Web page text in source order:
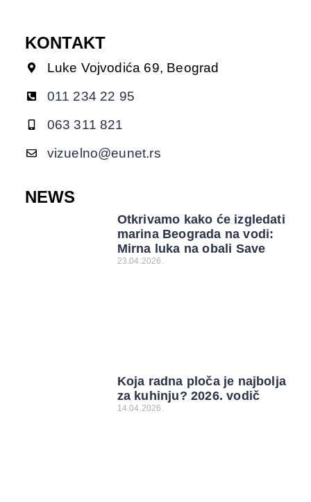
KONTAKT
Luke Vojvodića 69, Beograd
011 234 22 95
063 311 821
vizuelno@eunet.rs
NEWS
Otkrivamo kako će izgledati
marina Beograda na vodi:
Mirna luka na obali Save
23.04.2026.
Koja radna ploča je najbolja
za kuhinju? 2026. vodič
14.04.2026.